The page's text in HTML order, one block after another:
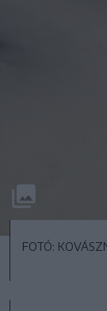
FOTÓ: